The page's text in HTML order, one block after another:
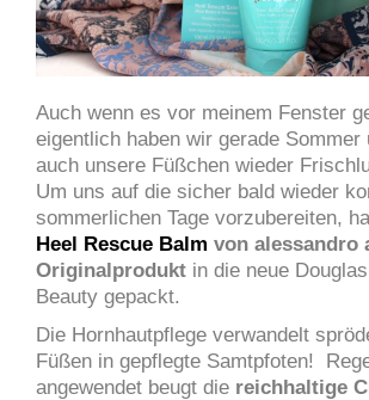
Auch wenn es vor meinem Fenster
eigentlich haben wir gerade Sommer
auch unsere Füßchen wieder
Um uns auf die sicher bald wieder
sommerlichen Tage vorzubereiten,
Heel Rescue Balm von alessandro
Originalprodukt in die neue
Beauty gepackt.
Die Hornhautpflege verwandelt
Füßen in gepflegte Samtpfoten!
angewendet beugt die reichhaltige